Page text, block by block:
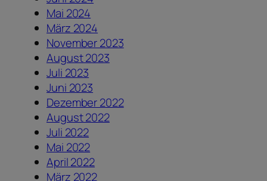
Mai 2024
März 2024
November 2023
August 2023
Juli 2023
Juni 2023
Dezember 2022
August 2022
Juli 2022
Mai 2022
April 2022
März 2022